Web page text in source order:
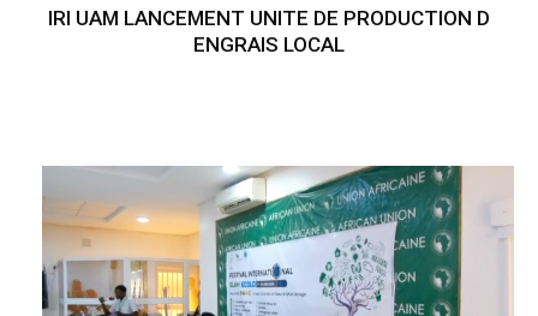
IRI UAM LANCEMENT UNITE DE PRODUCTION D
ENGRAIS LOCAL